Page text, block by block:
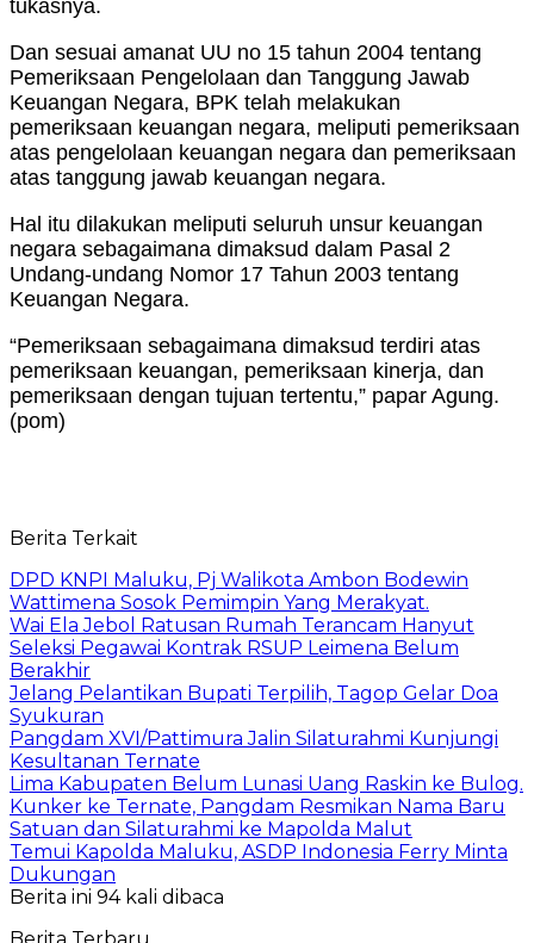
tukasnya.
Dan sesuai amanat UU no 15 tahun 2004 tentang
Pemeriksaan Pengelolaan dan Tanggung Jawab
Keuangan Negara, BPK telah melakukan
pemeriksaan keuangan negara, meliputi pemeriksaan
atas pengelolaan keuangan negara dan pemeriksaan
atas tanggung jawab keuangan negara.
Hal itu dilakukan meliputi seluruh unsur keuangan
negara sebagaimana dimaksud dalam Pasal 2
Undang-undang Nomor 17 Tahun 2003 tentang
Keuangan Negara.
“Pemeriksaan sebagaimana dimaksud terdiri atas
pemeriksaan keuangan, pemeriksaan kinerja, dan
pemeriksaan dengan tujuan tertentu,” papar Agung.
(pom)
Berita Terkait
DPD KNPI Maluku, Pj Walikota Ambon Bodewin
Wattimena Sosok Pemimpin Yang Merakyat.
Wai Ela Jebol Ratusan Rumah Terancam Hanyut
Seleksi Pegawai Kontrak RSUP Leimena Belum
Berakhir
Jelang Pelantikan Bupati Terpilih, Tagop Gelar Doa
Syukuran
Pangdam XVI/Pattimura Jalin Silaturahmi Kunjungi
Kesultanan Ternate
Lima Kabupaten Belum Lunasi Uang Raskin ke Bulog.
Kunker ke Ternate, Pangdam Resmikan Nama Baru
Satuan dan Silaturahmi ke Mapolda Malut
Temui Kapolda Maluku, ASDP Indonesia Ferry Minta
Dukungan
Berita ini 94 kali dibaca